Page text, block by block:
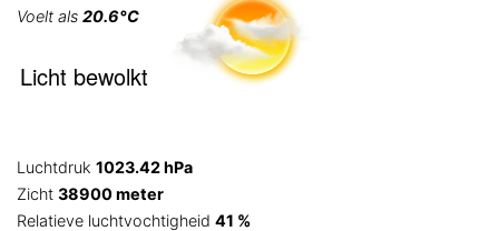
Voelt als 20.6°C
Licht bewolkt
Luchtdruk 1023.42 hPa
Zicht 38900 meter
Relatieve luchtvochtigheid 41 %